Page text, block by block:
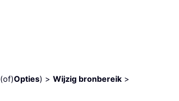
(of)Opties) > Wijzig bronbereik >